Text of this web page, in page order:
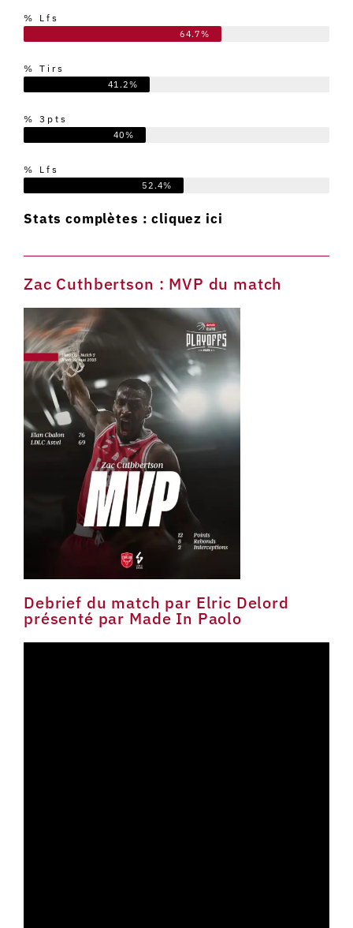
% Lfs
64.7%
% Tirs
41.2%
% 3pts
40%
% Lfs
52.4%
Stats complètes :cliquez ici
Zac Cuthbertson : MVP du match
Debrief du match par Elric Delord
présenté par Made In Paolo